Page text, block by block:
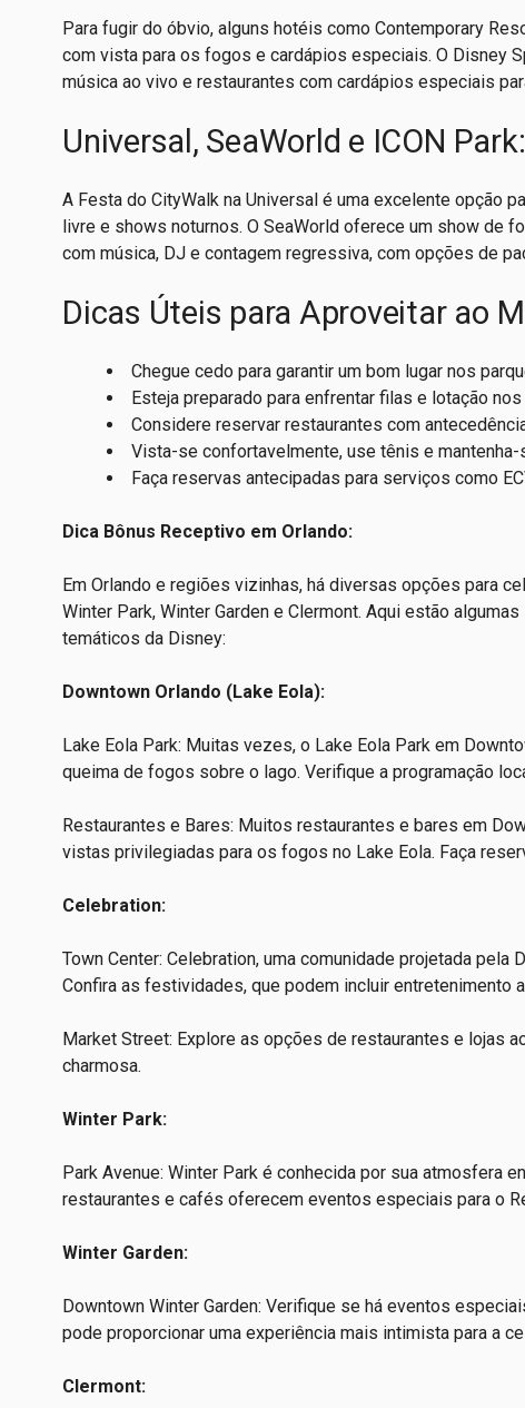
Para fugir do óbvio, alguns hotéis como Contemporary
com vista para os fogos e cardápios especiais. O Disney
música ao vivo e restaurantes com cardápios especiais
Universal, SeaWorld e ICON
A Festa do CityWalk na Universal é uma excelente opção
livre e shows noturnos. O SeaWorld oferece um show de
com música, DJ e contagem regressiva, com opções de
Dicas Úteis para Aproveitar ao
Chegue cedo para garantir um bom lugar nos
Esteja preparado para enfrentar filas e lotação
Considere reservar restaurantes com
Vista-se confortavelmente, use tênis e mantenha-
Faça reservas antecipadas para serviços como
Dica Bônus Receptivo em Orlando:
Em Orlando e regiões vizinhas, há diversas opções para
Winter Park, Winter Garden e Clermont. Aqui estão
temáticos da Disney:
Downtown Orlando (Lake Eola):
Lake Eola Park: Muitas vezes, o Lake Eola Park em
queima de fogos sobre o lago. Verifique a programação
Restaurantes e Bares: Muitos restaurantes e bares em
vistas privilegiadas para os fogos no Lake Eola. Faça
Celebration:
Town Center: Celebration, uma comunidade projetada
Confira as festividades, que podem incluir entretenimento
Market Street: Explore as opções de restaurantes e lojas
charmosa.
Winter Park:
Park Avenue: Winter Park é conhecida por sua atmosfera
restaurantes e cafés oferecem eventos especiais para o
Winter Garden:
Downtown Winter Garden: Verifique se há eventos
pode proporcionar uma experiência mais intimista para a
Clermont: